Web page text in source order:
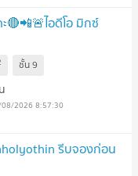
🔴📲🚨ไอดีโอ มิกซ์
ชั้น9
2026 8:57:30
รีบจองก่อน